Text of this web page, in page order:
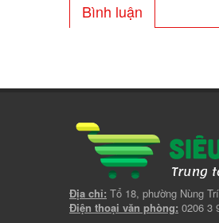
Bình luận
Địa chỉ: Tổ 18, phường Nùng
Điện thoại văn phòng: 0206 3